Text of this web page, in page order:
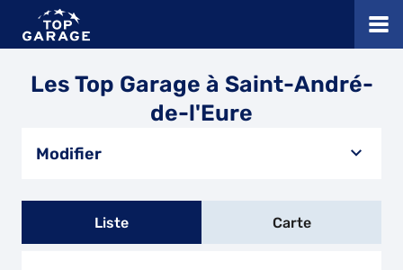
Les Top Garage à Saint-André-
de-l'Eure
Modifier
Liste Carte